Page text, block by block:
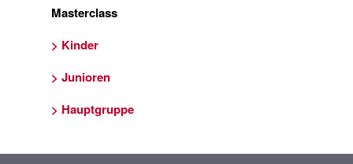
Masterclass
> Kinder
> Junioren
> Hauptgruppe